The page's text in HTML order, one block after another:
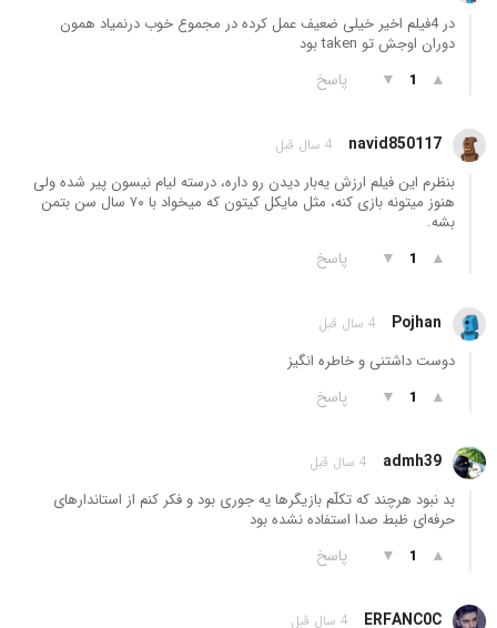
در 4فیلم اخیر خیلی ضعیف عمل کرده در مجموع خوب درنمیاد همون
دوران اوجش تو taken بود
▲
1
▼ پاسخ
navid850117 4 سال قبل
بنظرم این فیلم ارزش یه‌بار دیدن رو داره، درسته لیام نیسون پیر شده ولی
هنوز میتونه بازی کنه، مثل مایکل کیتون که میخواد با ۷۰ سال سن بتمن
بشه.
▲
1
▼ پاسخ
Pojhan 4 سال قبل
دوست داشتنی و خاطره انگیز
▲
1
▼ پاسخ
admh39 4 سال قبل
بد نبود هرچند که تکلّم بازیگرها یه جوری بود و فکر کنم از استاندارهای
حرفه‌ای ظبط صدا استفاده نشده بود
▲
1
▼ پاسخ
ERFANC0C 4 سال قبل